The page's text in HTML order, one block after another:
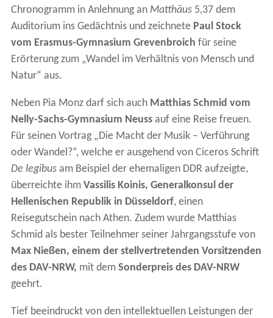
Chronogramm in Anlehnung an Matthäus 5,37 dem
Auditorium ins Gedächtnis und zeichnete Paul Stock
vom Erasmus-Gymnasium Grevenbroich für seine
Erörterung zum „Wandel im Verhältnis von Mensch und
Natur“ aus.
Neben Pia Monz darf sich auch Matthias Schmid vom
Nelly-Sachs-Gymnasium Neuss auf eine Reise freuen.
Für seinen Vortrag „Die Macht der Musik – Verführung
oder Wandel?“, welche er ausgehend von Ciceros Schrift
De legibus am Beispiel der ehemaligen DDR aufzeigte,
überreichte ihm Vassilis Koinis, Generalkonsul der
Hellenischen Republik in Düsseldorf, einen
Reisegutschein nach Athen. Zudem wurde Matthias
Schmid als bester Teilnehmer seiner Jahrgangsstufe von
Max Nießen, einem der stellvertretenden Vorsitzenden
des DAV-NRW, mit dem Sonderpreis des DAV-NRW
geehrt.
Tief beeindruckt von den intellektuellen Leistungen der